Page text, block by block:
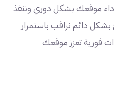
موقعك بشكل دوري وننفذ
بشكل دائم نراقب باستمرار
فورية تعزز موقعك